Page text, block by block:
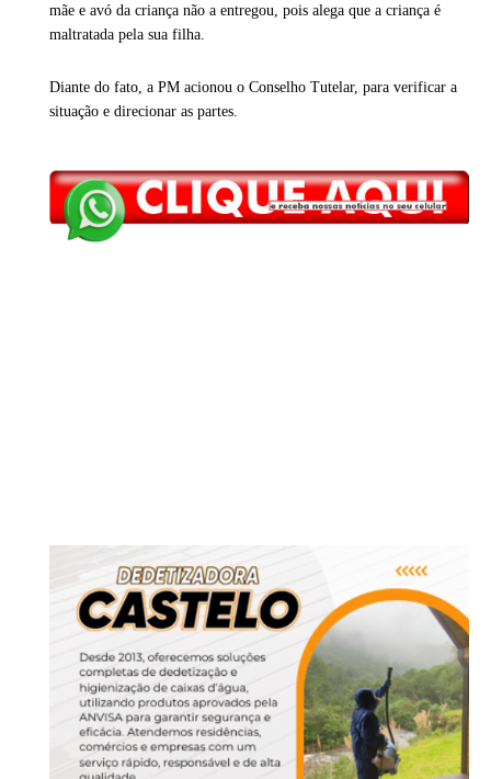
mãe e avó da criança não a entregou, pois alega que a criança é
maltratada pela sua filha.
Diante do fato, a PM acionou o Conselho Tutelar, para verificar a
situação e direcionar as partes.